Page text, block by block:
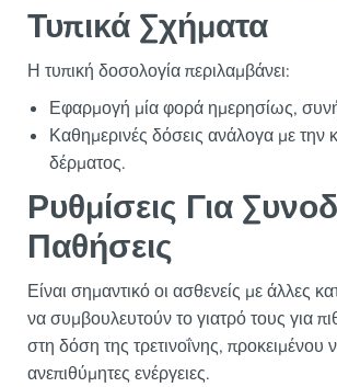
Τυπικά Σχήματα
Η τυπική δοσολογία περιλαμβάνει:
Εφαρμογή μία φορά ημερησίως,
Καθημερινές δόσεις ανάλογα με την
δέρματος.
Ρυθμίσεις Για
Παθήσεις
Είναι σημαντικό οι ασθενείς με άλλες
να συμβουλευτούν το γιατρό τους για
στη δόση της τρετινοΐνης,
ανεπιθύμητες ενέργειες.